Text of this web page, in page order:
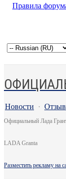
Правила
Новости ·
Официальный Лада
LADA Granta
Разместить рекламу на